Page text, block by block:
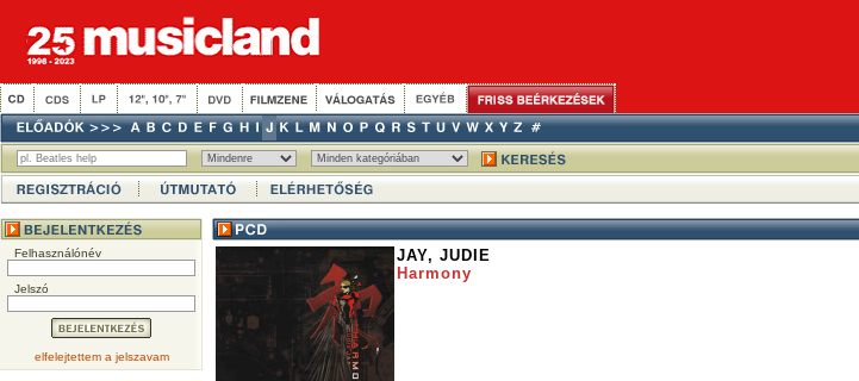
Felhasználónév
Jelszó
elfelejtettem a jelszavam
JAY, JUDIE
Harmony